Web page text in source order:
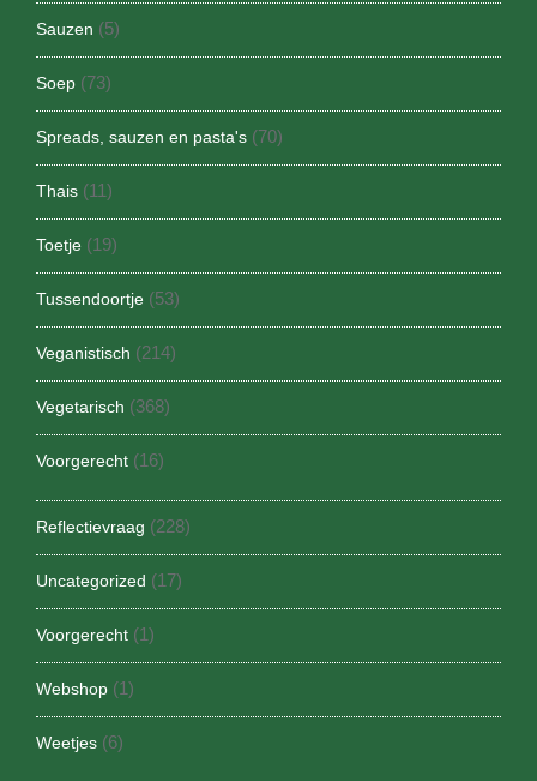
Sauzen (5)
Soep (73)
Spreads, sauzen en pasta's (70)
Thais (11)
Toetje (19)
Tussendoortje (53)
Veganistisch (214)
Vegetarisch (368)
Voorgerecht (16)
Reflectievraag (228)
Uncategorized (17)
Voorgerecht (1)
Webshop (1)
Weetjes (6)